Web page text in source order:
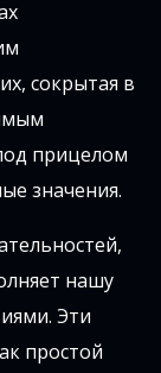
сокрытая в
прицелом
значения.
нашу
Эти
простой